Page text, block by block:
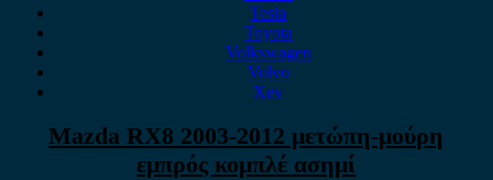
Tesla
Toyota
Volkswagen
Volvo
Xev
Mazda RX8 2003-2012 μετώπη-μούρη
εμπρός κομπλέ ασημί